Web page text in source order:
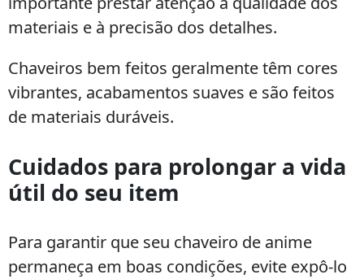
materiais e à precisão dos detalhes.
Chaveiros bem feitos geralmente têm cores
vibrantes, acabamentos suaves e são feitos
de materiais duráveis.
Cuidados para prolongar a vida
útil do seu item
Para garantir que seu chaveiro de anime
permaneça em boas condições, evite expô-lo